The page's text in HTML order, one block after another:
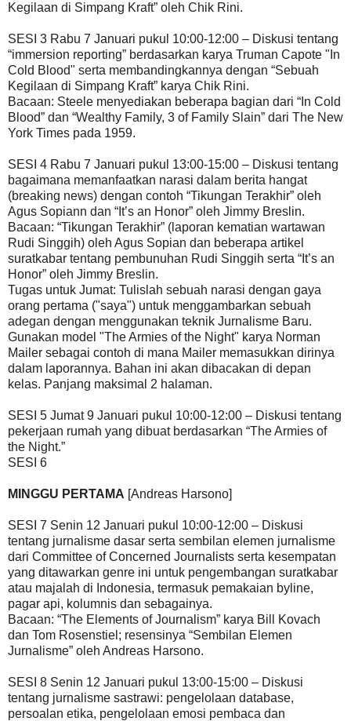
Kegilaan di Simpang Kraft” oleh Chik Rini.
SESI 3 Rabu 7 Januari pukul 10:00-12:00 – Diskusi tentang
“immersion reporting” berdasarkan karya Truman Capote "In
Cold Blood" serta membandingkannya dengan “Sebuah
Kegilaan di Simpang Kraft” karya Chik Rini.
Bacaan: Steele menyediakan beberapa bagian dari “In Cold
Blood” dan “Wealthy Family, 3 of Family Slain” dari The New
York Times pada 1959.
SESI 4 Rabu 7 Januari pukul 13:00-15:00 – Diskusi tentang
bagaimana memanfaatkan narasi dalam berita hangat
(breaking news) dengan contoh “Tikungan Terakhir” oleh
Agus Sopiann dan “It’s an Honor” oleh Jimmy Breslin.
Bacaan: “Tikungan Terakhir” (laporan kematian wartawan
Rudi Singgih) oleh Agus Sopian dan beberapa artikel
suratkabar tentang pembunuhan Rudi Singgih serta “It’s an
Honor” oleh Jimmy Breslin.
Tugas untuk Jumat: Tulislah sebuah narasi dengan gaya
orang pertama ("saya") untuk menggambarkan sebuah
adegan dengan menggunakan teknik Jurnalisme Baru.
Gunakan model "The Armies of the Night" karya Norman
Mailer sebagai contoh di mana Mailer memasukkan dirinya
dalam laporannya. Bahan ini akan dibacakan di depan
kelas. Panjang maksimal 2 halaman.
SESI 5 Jumat 9 Januari pukul 10:00-12:00 – Diskusi tentang
pekerjaan rumah yang dibuat berdasarkan “The Armies of
the Night.”
SESI 6
MINGGU PERTAMA [Andreas Harsono]
SESI 7 Senin 12 Januari pukul 10:00-12:00 – Diskusi
tentang jurnalisme dasar serta sembilan elemen jurnalisme
dari Committee of Concerned Journalists serta kesempatan
yang ditawarkan genre ini untuk pengembangan suratkabar
atau majalah di Indonesia, termasuk pemakaian byline,
pagar api, kolumnis dan sebagainya.
Bacaan: “The Elements of Journalism” karya Bill Kovach
dan Tom Rosenstiel; resensinya “Sembilan Elemen
Jurnalisme” oleh Andreas Harsono.
SESI 8 Senin 12 Januari pukul 13:00-15:00 – Diskusi
tentang jurnalisme sastrawi: pengelolaan database,
persoalan etika, pengelolaan emosi pembaca dan